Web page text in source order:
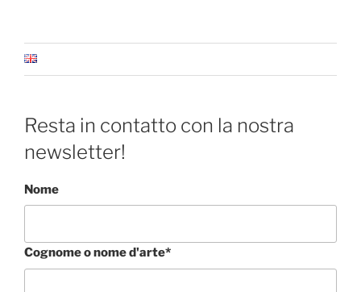
Resta in contatto con la nostra
newsletter!
Nome
Cognome o nome d'arte*